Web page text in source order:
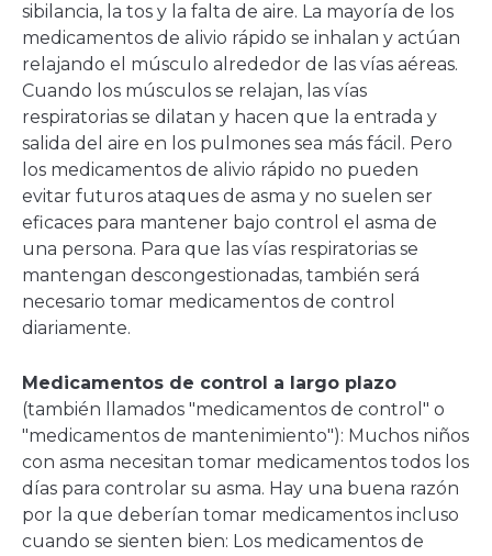
sibilancia, la tos y la falta de aire. La mayoría de los
medicamentos de alivio rápido se inhalan y actúan
relajando el músculo alrededor de las vías aéreas.
Cuando los músculos se relajan, las vías
respiratorias se dilatan y hacen que la entrada y
salida del aire en los pulmones sea más fácil. Pero
los medicamentos de alivio rápido no pueden
evitar futuros ataques de asma y no suelen ser
eficaces para mantener bajo control el asma de
una persona. Para que las vías respiratorias se
mantengan descongestionadas, también será
necesario tomar medicamentos de control
diariamente.
Medicamentos de control a largo plazo
(también llamados "medicamentos de control" o
"medicamentos de mantenimiento"): Muchos niños
con asma necesitan tomar medicamentos todos los
días para controlar su asma. Hay una buena razón
por la que deberían tomar medicamentos incluso
cuando se sienten bien: Los medicamentos de